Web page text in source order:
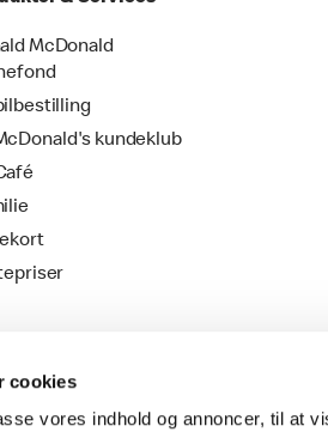
cookies
vores indhold og annoncer, til at
McDonald
kundeklub